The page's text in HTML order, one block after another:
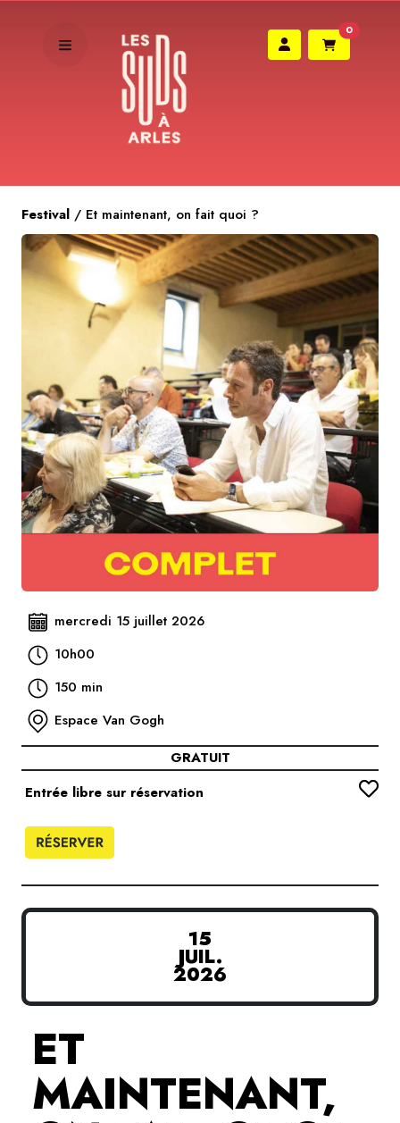
0
Festival / Et maintenant, on fait quoi ?
15
JUIL.
2026
ET
MAINTENANT,
mercredi 15 juillet 2026
10h00
150 min
Espace Van Gogh
GRATUIT
Entrée libre sur réservation